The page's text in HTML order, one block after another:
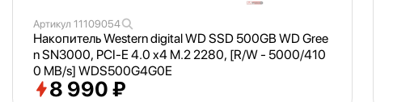
Артикул 11109054
Накопитель Western digital WD SSD 500GB WD Gree
n SN3000, PCI-E 4.0 x4 M.2 2280, [R/W - 5000/410
0 MB/s] WDS500G4G0E
8 990 ₽